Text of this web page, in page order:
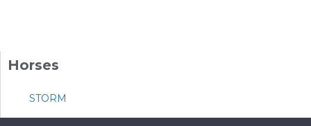
Horses
STORM